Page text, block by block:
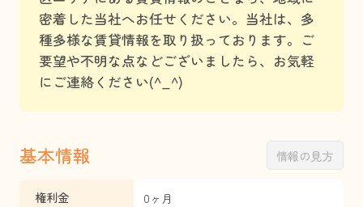
密着した当社へお任せください。当社は、多
種多様な賃貸情報を取り扱っております。ご
要望や不明な点などございましたら、お気軽
にご連絡ください(^_^)
基本情報 情報の見方
権利金 0ヶ月